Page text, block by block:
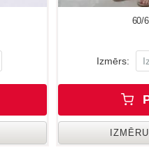
60/
Izmērs: